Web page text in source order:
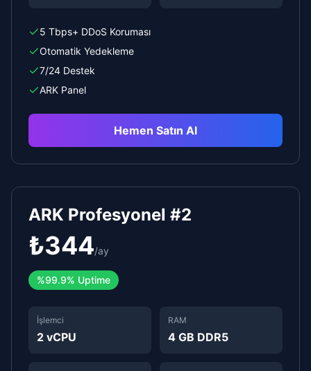
5 Tbps+ DDoS Koruması
Otomatik Yedekleme
7/24 Destek
ARK Panel
Hemen Satın Al
ARK Profesyonel #2
₺344/ay
%99.9% Uptime
İşlemci
2 vCPU
RAM
4 GB DDR5